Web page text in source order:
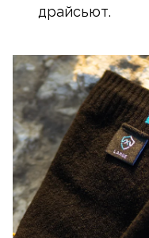
драйсьют.